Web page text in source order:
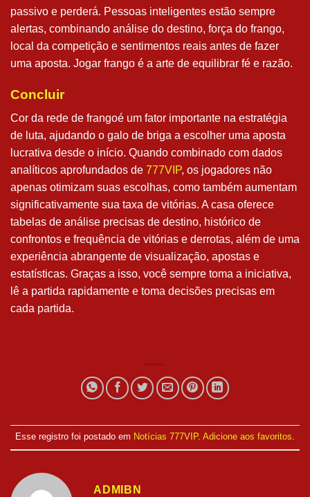
passivo e perderá. Pessoas inteligentes estão sempre
alertas, combinando análise do destino, força do frango,
local da competição e sentimentos reais antes de fazer
uma aposta. Jogar frango é a arte de equilibrar fé e razão.
Concluir
Cor da rede de frangoé um fator importante na estratégia
de luta, ajudando o galo de briga a escolher uma aposta
lucrativa desde o início. Quando combinado com dados
analíticos aprofundados de 777VIP, os jogadores não
apenas otimizam suas escolhas, como também aumentam
significativamente sua taxa de vitórias. A casa oferece
tabelas de análise precisas de destino, histórico de
confrontos e frequência de vitórias e derrotas, além de uma
experiência abrangente de visualização, apostas e
estatísticas. Graças a isso, você sempre toma a iniciativa,
lê a partida rapidamente e toma decisões precisas em
cada partida.
Esse registro foi postado em Notícias 777VIP. Adicione aos favoritos.
ADMIBN